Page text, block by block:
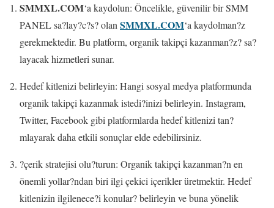
SMMXL.COM‘a kaydolun: Öncelikle, güvenilir bir SMM
PANEL sa?lay?c?s? olanSMMXL.COM‘a kaydolman?z
gerekmektedir. Bu platform, organik takipçi kazanman?z? sa?
layacak hizmetleri sunar.
Hedef kitlenizi belirleyin: Hangi sosyal medya platformunda
organik takipçi kazanmak istedi?inizi belirleyin. Instagram,
Twitter, Facebook gibi platformlarda hedef kitlenizi tan?
mlayarak daha etkili sonuçlar elde edebilirsiniz.
?çerik stratejisi olu?turun: Organik takipçi kazanman?n en
önemli yollar?ndan biri ilgi çekici içerikler üretmektir. Hedef
kitlenizin ilgilenece?i konular? belirleyin ve buna yönelik